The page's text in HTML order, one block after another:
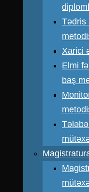
Tədris
Xarici
Elmi
baş